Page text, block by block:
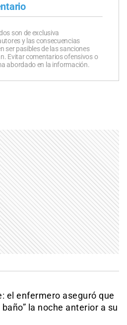
son de exclusiva
y las consecuencias
ser pasibles de las sanciones
Evitar comentarios ofensivos o
abordado en la información.
el enfermero aseguró que
la noche anterior a su